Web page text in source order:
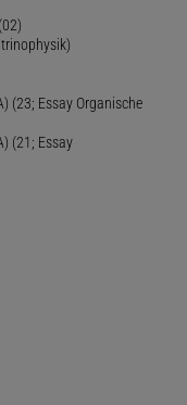
(23; Essay Organische
(21; Essay